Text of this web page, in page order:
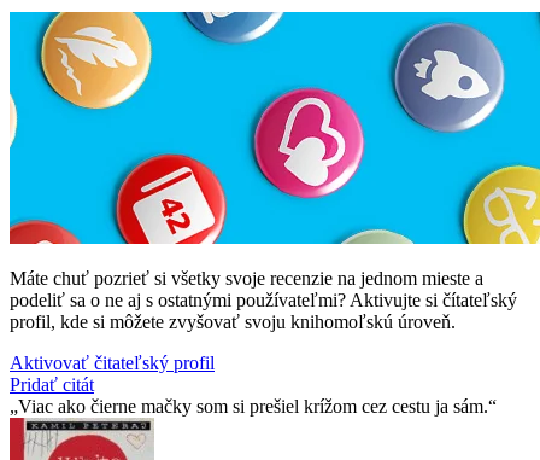
Máte chuť pozrieť si všetky svoje recenzie na jednom mieste a
podeliť sa o ne aj s ostatnými používateľmi? Aktivujte si čítateľský
profil, kde si môžete zvyšovať svoju knihomoľskú úroveň.
Aktivovať čitateľský profil
Pridať citát
Viac ako čierne mačky som si prešiel krížom cez cestu ja sám.